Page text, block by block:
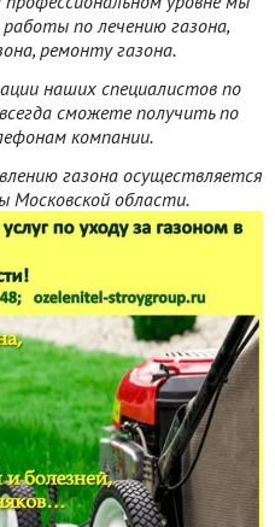
по лечению газона,
ремонту газона.
наших специалистов по
сможете получить по
компании.
газона осуществляется
Московской области.